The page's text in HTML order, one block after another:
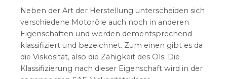
Neben der Art der Herstellung unterscheiden sich
verschiedene Motoröle auch noch in anderen
Eigenschaften und werden dementsprechend
klassifiziert und bezeichnet. Zum einen gibt es da
die Viskosität, also die Zähigkeit des Öls. Die
Klassifizierung nach dieser Eigenschaft wird in der